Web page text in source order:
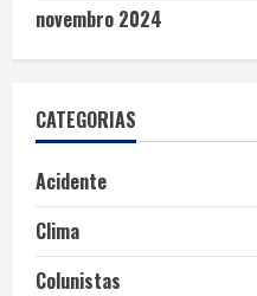
novembro 2024
CATEGORIAS
Acidente
Clima
Colunistas